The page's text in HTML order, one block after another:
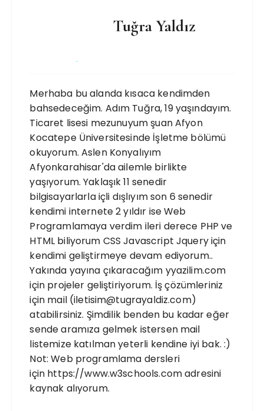
Tuğra Yaldız
Merhaba bu alanda kısaca kendimden
bahsedeceğim. Adım Tuğra, 19 yaşındayım.
Ticaret lisesi mezunuyum şuan Afyon
Kocatepe Üniversitesinde İşletme bölümü
okuyorum. Aslen Konyalıyım
Afyonkarahisar'da ailemle birlikte
yaşıyorum. Yaklaşık 11 senedir
bilgisayarlarla içli dışlıyım son 6 senedir
kendimi internete 2 yıldır ise Web
Programlamaya verdim ileri derece PHP ve
HTML biliyorum CSS Javascript Jquery için
kendimi geliştirmeye devam ediyorum..
Yakında yayına çıkaracağım yyazilim.com
için projeler geliştiriyorum. İş çözümleriniz
için mail (iletisim@tugrayaldiz.com)
atabilirsiniz. Şimdilik benden bu kadar eğer
sende aramıza gelmek istersen mail
listemize katılman yeterli kendine iyi bak. :)
Not: Web programlama dersleri
için https://www.w3schools.com adresini
kaynak alıyorum.